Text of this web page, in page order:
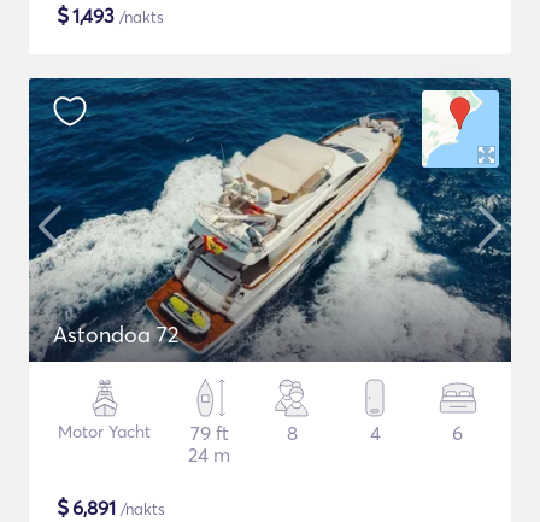
$1,493 /nakts
Astondoa 72
Motor Yacht
79 ft
24 m
8 4 6
$6,891 /nakts